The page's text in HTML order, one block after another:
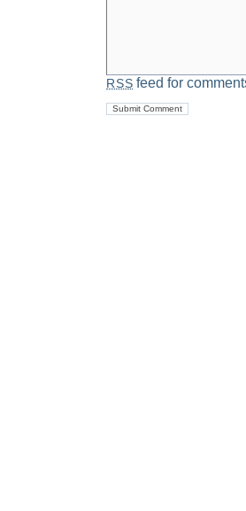
RSS feed for